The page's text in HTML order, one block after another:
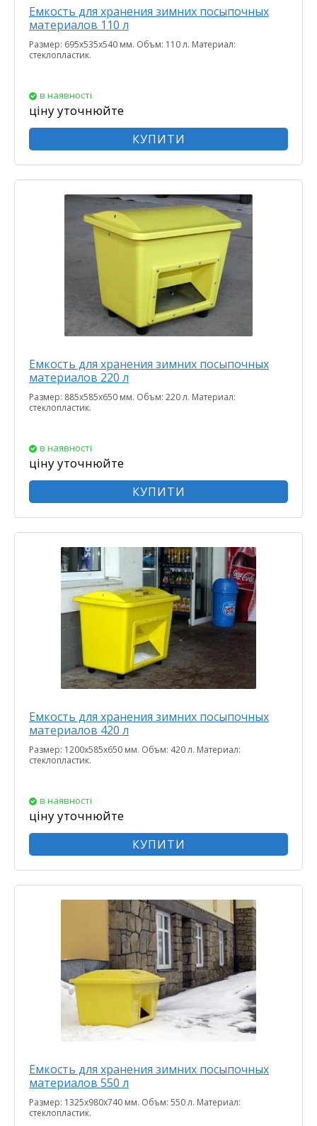
Емкость для хранения зимних посыпочных
материалов 110 л
Размер: 695х535х540 мм. Объм: 110 л. Материал:
стеклопластик.
в наявності
ціну уточнюйте
КУПИТИ
Емкость для хранения зимних посыпочных
материалов 220 л
Размер: 885х585х650 мм. Объм: 220 л. Материал:
стеклопластик.
в наявності
ціну уточнюйте
КУПИТИ
Емкость для хранения зимних посыпочных
материалов 420 л
Размер: 1200х585х650 мм. Объм: 420 л. Материал:
стеклопластик.
в наявності
ціну уточнюйте
КУПИТИ
Емкость для хранения зимних посыпочных
материалов 550 л
Размер: 1325х980х740 мм. Объм: 550 л. Материал:
стеклопластик.